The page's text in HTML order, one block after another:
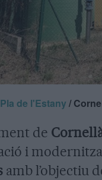
Pla de l'Estany /
de
i
amb l’objectiu